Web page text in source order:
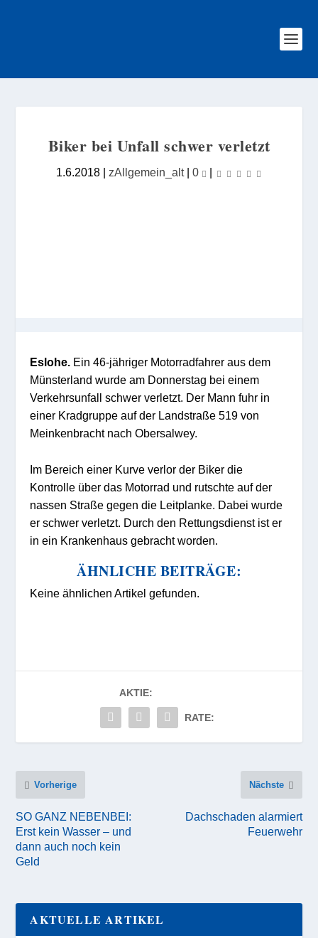
Biker bei Unfall schwer verletzt
1.6.2018 | zAllgemein_alt| 0 |
Eslohe. Ein 46-jähriger Motorradfahrer aus dem
Münsterland wurde am Donnerstag bei einem
Verkehrsunfall schwer verletzt. Der Mann fuhr in
einer Kradgruppe auf der Landstraße 519 von
Meinkenbracht nach Obersalwey.
Im Bereich einer Kurve verlor der Biker die
Kontrolle über das Motorrad und rutschte auf der
nassen Straße gegen die Leitplanke. Dabei wurde
er schwer verletzt. Durch den Rettungsdienst ist er
in ein Krankenhaus gebracht worden.
ÄHNLICHE BEITRÄGE:
Keine ähnlichen Artikel gefunden.
AKTIE:
RATE:
Vorherige
SO GANZ NEBENBEI:
Erst kein Wasser – und
dann auch noch kein
Geld
Nächste
Dachschaden alarmiert
Feuerwehr
AKTUELLE ARTIKEL